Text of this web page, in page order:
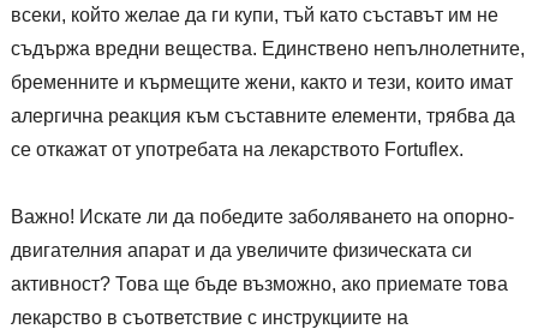
всеки, който желае да ги купи, тъй като съставът им не
съдържа вредни вещества. Единствено непълнолетните,
бременните и кърмещите жени, както и тези, които имат
алергична реакция към съставните елементи, трябва да
се откажат от употребата на лекарството Fortuflex.
Важно! Искате ли да победите заболяването на опорно-
двигателния апарат и да увеличите физическата си
активност? Това ще бъде възможно, ако приемате това
лекарство в съответствие с инструкциите на